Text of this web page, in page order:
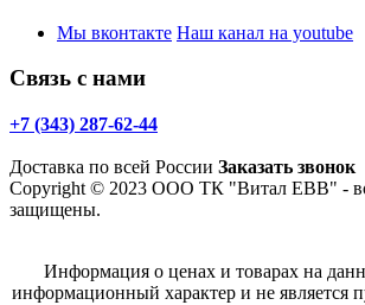
Мы вконтакте Наш канал на youtube
Связь с нами
+7 (343) 287-62-44
Доставка по всей России Заказать звонок
Copyright © 2023 ООО ТК "Витал ЕВВ" -
защищены.
Информация о ценах и товарах на
информационный характер и не является